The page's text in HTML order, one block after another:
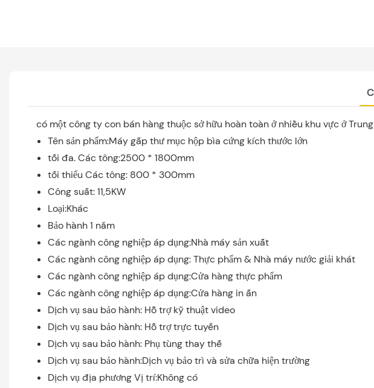
có một công ty con bán hàng thuộc sở hữu hoàn toàn ở nhiều khu vực ở
Tên sản phẩm:Máy gấp thư mục hộp bìa cứng kích thước lớn
tối đa. Các tông:2500 * 1800mm
tối thiểu Các tông: 800 * 300mm
Công suất: 11,5KW
Loại:Khác
Bảo hành 1 năm
Các ngành công nghiệp áp dụng:Nhà máy sản xuất
Các ngành công nghiệp áp dụng: Thực phẩm & Nhà máy nước giải khát
Các ngành công nghiệp áp dụng:Cửa hàng thực phẩm
Các ngành công nghiệp áp dụng:Cửa hàng in ấn
Dịch vụ sau bảo hành: Hỗ trợ kỹ thuật video
Dịch vụ sau bảo hành: Hỗ trợ trực tuyến
Dịch vụ sau bảo hành: Phụ tùng thay thế
Dịch vụ sau bảo hành:Dịch vụ bảo trì và sửa chữa hiện trường
Dịch vụ địa phương Vị trí:Không có